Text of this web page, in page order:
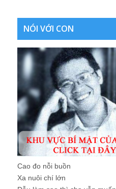
NÓI VỚI CON
Cao đo nỗi buồn
Xa nuôi chí lớn